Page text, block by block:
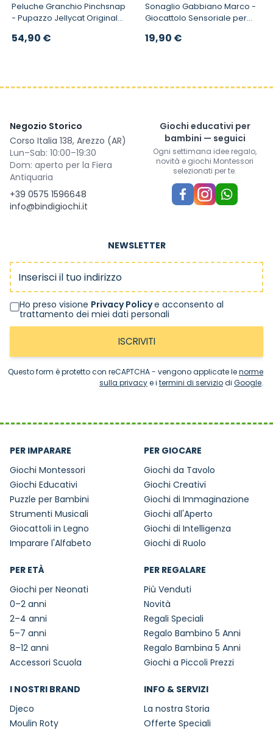
Peluche Granchio Pinchsnap
- Pupazzo Jellycat Originale
54,90 €
Sonaglio Gabbiano Marco -
Giocattolo Sensoriale per
19,90 €
Negozio Storico
Corso Italia 138, Arezzo (AR)
Lun–Sab: 10:00–19:30
Dom: aperto per la Fiera
Antiquaria
+39 0575 1596648
info@bindigiochi.it
Giochi educativi per
bambini — seguici
Ogni settimana idee regalo,
novità e giochi Montessori
selezionati per te.
NEWSLETTER
Indirizzo email
Ho preso visione Privacy Policye acconsento al
trattamento dei miei dati personali
ISCRIVITI
Questo form è protetto con reCAPTCHA - vengono applicate lenorme
sulla privacye i termini di serviziodi Google.
PER IMPARARE
Giochi Montessori
Giochi Educativi
Puzzle per Bambini
Strumenti Musicali
Giocattoli in Legno
Imparare l'Alfabeto
PER GIOCARE
Giochi da Tavolo
Giochi Creativi
Giochi di Immaginazione
Giochi all'Aperto
Giochi di Intelligenza
Giochi di Ruolo
PER ETÀ
Giochi per Neonati
0–2 anni
2–4 anni
5–7 anni
8–12 anni
Accessori Scuola
PER REGALARE
Più Venduti
Novità
Regali Speciali
Regalo Bambino 5 Anni
Regalo Bambina 5 Anni
Giochi a Piccoli Prezzi
I NOSTRI BRAND
Djeco
Moulin Roty
INFO & SERVIZI
La nostra Storia
Offerte Speciali